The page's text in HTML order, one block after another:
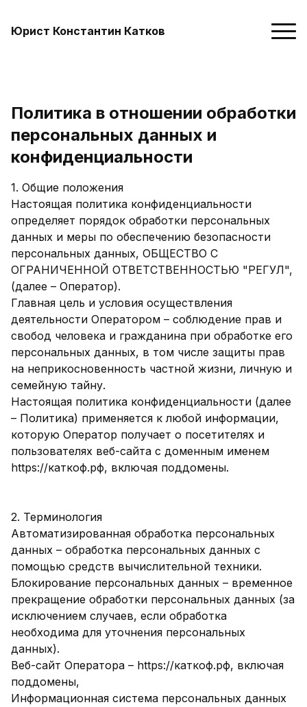
Юрист Константин Катков
Политика в отношении обработки
персональных данных и
конфиденциальности
1. Общие положения
Настоящая политика конфиденциальности
определяет порядок обработки персональных
данных и меры по обеспечению безопасности
персональных данных, ОБЩЕСТВО С
ОГРАНИЧЕННОЙ ОТВЕТСТВЕННОСТЬЮ "РЕГУЛ",
(далее – Оператор).
Главная цель и условия осуществления
деятельности Оператором – соблюдение прав и
свобод человека и гражданина при обработке его
персональных данных, в том числе защиты прав
на неприкосновенность частной жизни, личную и
семейную тайну.
Настоящая политика конфиденциальности (далее
– Политика) применяется к любой информации,
которую Оператор получает о посетителях и
пользователях веб-сайта с доменным именем
https://каткоф.рф, включая поддомены.
2. Терминология
Автоматизированная обработка персональных
данных – обработка персональных данных с
помощью средств вычислительной техники.
Блокирование персональных данных – временное
прекращение обработки персональных данных (за
исключением случаев, если обработка
необходима для уточнения персональных
данных).
Веб-сайт Оператора – https://каткоф.рф, включая
поддомены,
Информационная система персональных данных